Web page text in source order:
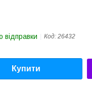
відправки Код: 26432
Купити